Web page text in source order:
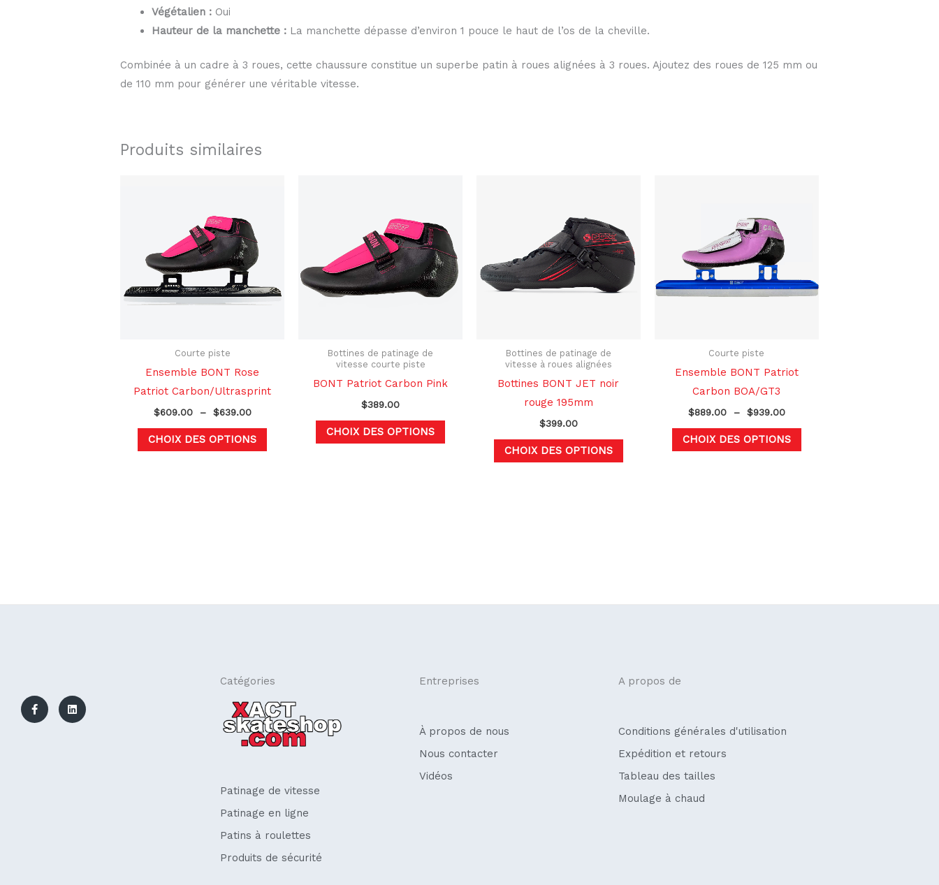
Végétalien : Oui
Hauteur de la manchette : La manchette dépasse d’environ 1 pouce le haut de l’os de la cheville.
Combinée à un cadre à 3 roues, cette chaussure constitue un superbe patin à roues alignées à 3 roues. Ajoutez des roues de 125 mm ou
de 110 mm pour générer une véritable vitesse.
Produits similaires
Courte piste
Ensemble BONT Rose
Patriot Carbon/Ultrasprint
$609.00 – $639.00
à
$639.00
CHOIX DES OPTIONS
options
la
du
Bottines de patinage de
vitesse courte piste
BONT Patriot Carbon Pink
$389.00
CHOIX DES OPTIONS
plusieurs
variations.
Les
options
la
produit
Bottines de patinage de
vitesse à roues alignées
Bottines BONT JET noir
rouge 195mm
$399.00
CHOIX DES OPTIONS
plusieurs
variations.
Les
options
Courte piste
Ensemble BONT Patriot
Carbon BOA/GT3
$889.00 – $939.00
CHOIX DES OPTIONS
Les
options
du
c
e
b
n
k
e
Catégories
Patinage de vitesse
Patinage en ligne
Patins à roulettes
Produits de sécurité
Entreprises
À propos de nous
Nous contacter
Vidéos
A propos de
Conditions générales d'utilisation
Expédition et retours
Tableau des tailles
Moulage à chaud